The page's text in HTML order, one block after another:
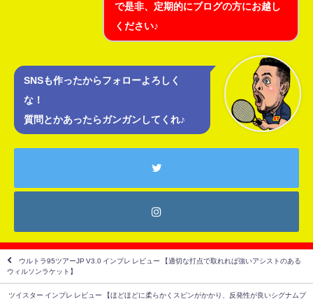
で是非、定期的にブログの方にお越し
ください♪
SNSも作ったからフォローよろしく
な！
質問とかあったらガンガンしてくれ♪
ウルトラ95ツアーJP V3.0 インプレ レビュー 【適切な打点で取れれば強いアシストのある
ウィルソンラケット】
ツイスター インプレ レビュー 【ほどほどに柔らかくスピンがかかり、反発性が良いシグナムプ